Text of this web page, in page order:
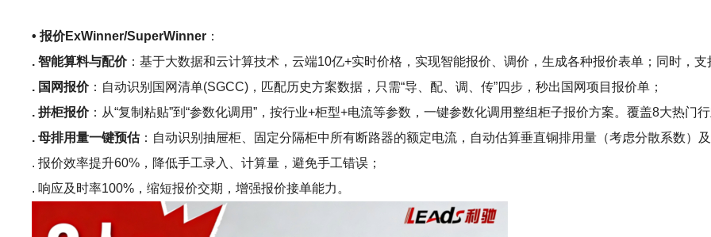
• 报价ExWinner/SuperWinner ：
. 智能算料与配价：基于大数据和云计算技术，云端10亿+实时价格，实现智能报价、调价，生成各种报价表单；同时，
. 国网报价：自动识别国网清单(SGCC)，匹配历史方案数据，只需“导、配、调、传”四步，秒出国网项目报价单；
. 拼柜报价：从“复制粘贴”到“参数化调用”，按行业+柜型+电流等参数，一键参数化调用整组柜子报价方案。覆盖8大热门
. 母排用量一键预估：自动识别抽屉柜、固定分隔柜中所有断路器的额定电流，自动估算垂直铜排用量（考虑分散系数）
. 报价效率提升60%，降低手工录入、计算量，避免手工错误；
. 响应及时率100%，缩短报价交期，增强报价接单能力。